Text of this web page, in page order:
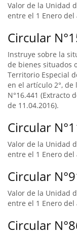
Valor de la Unidad
entre el 1 Enero del
Circular
Instruye sobre la
de bienes situados
Territorio Especial
en el artículo 2°, de
N°16.441 (Extracto
de 11.04.2016).
Circular
Valor de la Unidad
entre el 1 Enero del
Circular
Valor de la Unidad
entre el 1 Enero del
Circular